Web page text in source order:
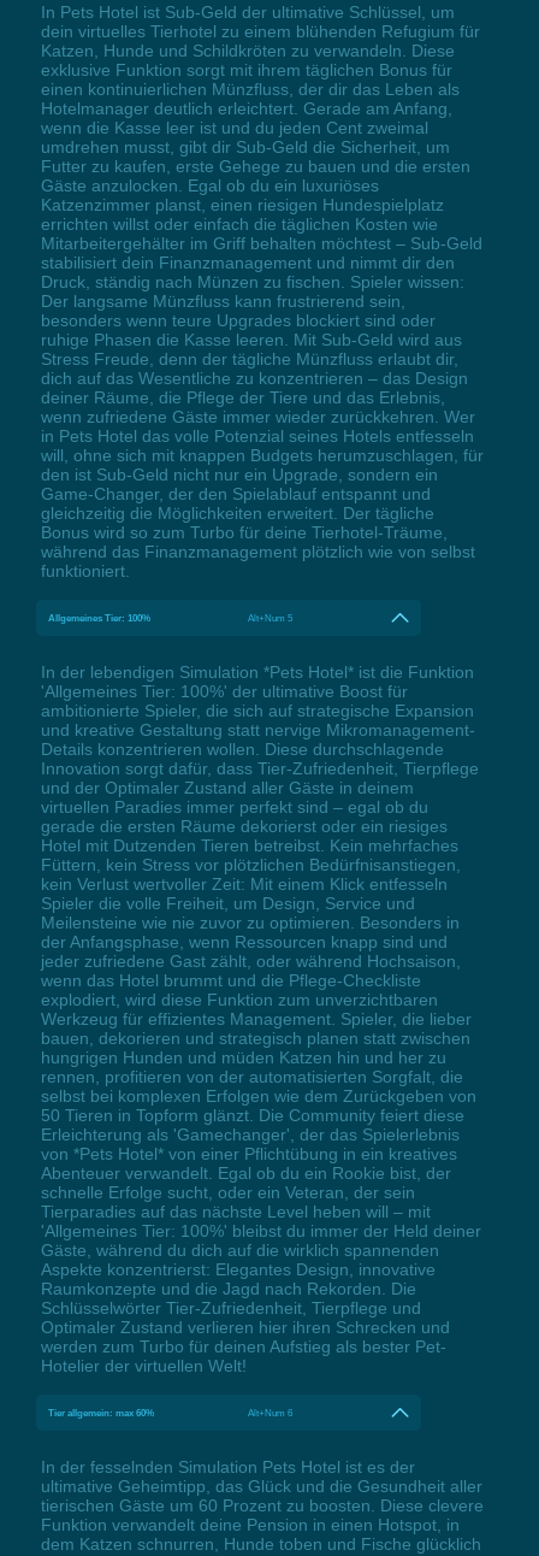
In Pets Hotel ist Sub-Geld der ultimative Schlüssel, um
dein virtuelles Tierhotel zu einem blühenden Refugium für
Katzen, Hunde und Schildkröten zu verwandeln. Diese
exklusive Funktion sorgt mit ihrem täglichen Bonus für
einen kontinuierlichen Münzfluss, der dir das Leben als
Hotelmanager deutlich erleichtert. Gerade am Anfang,
wenn die Kasse leer ist und du jeden Cent zweimal
umdrehen musst, gibt dir Sub-Geld die Sicherheit, um
Futter zu kaufen, erste Gehege zu bauen und die ersten
Gäste anzulocken. Egal ob du ein luxuriöses
Katzenzimmer planst, einen riesigen Hundespielplatz
errichten willst oder einfach die täglichen Kosten wie
Mitarbeitergehälter im Griff behalten möchtest – Sub-Geld
stabilisiert dein Finanzmanagement und nimmt dir den
Druck, ständig nach Münzen zu fischen. Spieler wissen:
Der langsame Münzfluss kann frustrierend sein,
besonders wenn teure Upgrades blockiert sind oder
ruhige Phasen die Kasse leeren. Mit Sub-Geld wird aus
Stress Freude, denn der tägliche Münzfluss erlaubt dir,
dich auf das Wesentliche zu konzentrieren – das Design
deiner Räume, die Pflege der Tiere und das Erlebnis,
wenn zufriedene Gäste immer wieder zurückkehren. Wer
in Pets Hotel das volle Potenzial seines Hotels entfesseln
will, ohne sich mit knappen Budgets herumzuschlagen, für
den ist Sub-Geld nicht nur ein Upgrade, sondern ein
Game-Changer, der den Spielablauf entspannt und
gleichzeitig die Möglichkeiten erweitert. Der tägliche
Bonus wird so zum Turbo für deine Tierhotel-Träume,
während das Finanzmanagement plötzlich wie von selbst
funktioniert.
Allgemeines Tier: 100% Alt+Num 5
In der lebendigen Simulation *Pets Hotel* ist die Funktion
'Allgemeines Tier: 100%' der ultimative Boost für
ambitionierte Spieler, die sich auf strategische Expansion
und kreative Gestaltung statt nervige Mikromanagement-
Details konzentrieren wollen. Diese durchschlagende
Innovation sorgt dafür, dass Tier-Zufriedenheit, Tierpflege
und der Optimaler Zustand aller Gäste in deinem
virtuellen Paradies immer perfekt sind – egal ob du
gerade die ersten Räume dekorierst oder ein riesiges
Hotel mit Dutzenden Tieren betreibst. Kein mehrfaches
Füttern, kein Stress vor plötzlichen Bedürfnisanstiegen,
kein Verlust wertvoller Zeit: Mit einem Klick entfesseln
Spieler die volle Freiheit, um Design, Service und
Meilensteine wie nie zuvor zu optimieren. Besonders in
der Anfangsphase, wenn Ressourcen knapp sind und
jeder zufriedene Gast zählt, oder während Hochsaison,
wenn das Hotel brummt und die Pflege-Checkliste
explodiert, wird diese Funktion zum unverzichtbaren
Werkzeug für effizientes Management. Spieler, die lieber
bauen, dekorieren und strategisch planen statt zwischen
hungrigen Hunden und müden Katzen hin und her zu
rennen, profitieren von der automatisierten Sorgfalt, die
selbst bei komplexen Erfolgen wie dem Zurückgeben von
50 Tieren in Topform glänzt. Die Community feiert diese
Erleichterung als 'Gamechanger', der das Spielerlebnis
von *Pets Hotel* von einer Pflichtübung in ein kreatives
Abenteuer verwandelt. Egal ob du ein Rookie bist, der
schnelle Erfolge sucht, oder ein Veteran, der sein
Tierparadies auf das nächste Level heben will – mit
'Allgemeines Tier: 100%' bleibst du immer der Held deiner
Gäste, während du dich auf die wirklich spannenden
Aspekte konzentrierst: Elegantes Design, innovative
Raumkonzepte und die Jagd nach Rekorden. Die
Schlüsselwörter Tier-Zufriedenheit, Tierpflege und
Optimaler Zustand verlieren hier ihren Schrecken und
werden zum Turbo für deinen Aufstieg als bester Pet-
Hotelier der virtuellen Welt!
Tier allgemein: max 60% Alt+Num 6
In der fesselnden Simulation Pets Hotel ist es der
ultimative Geheimtipp, das Glück und die Gesundheit aller
tierischen Gäste um 60 Prozent zu boosten. Diese clevere
Funktion verwandelt deine Pension in einen Hotspot, in
dem Katzen schnurren, Hunde toben und Fische glücklich